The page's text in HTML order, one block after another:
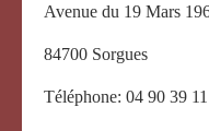
Avenue du 19 Mars
84700 Sorgues
Téléphone: 04 90 39